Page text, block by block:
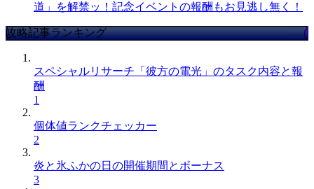
道」を解禁ッ！記念イベントの報酬もお見逃し無く！
攻略記事ランキング
スペシャルリサーチ「彼方の電光」のタスク内容と報
酬
1
個体値ランクチェッカー
2
炎と氷ふかの日の開催期間とボーナス
3